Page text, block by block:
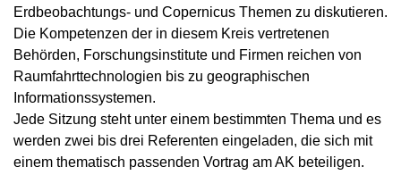
Erdbeobachtungs- und Copernicus Themen zu diskutieren.
Die Kompetenzen der in diesem Kreis vertretenen
Behörden, Forschungsinstitute und Firmen reichen von
Raumfahrttechnologien bis zu geographischen
Informationssystemen.
Jede Sitzung steht unter einem bestimmten Thema und es
werden zwei bis drei Referenten eingeladen, die sich mit
einem thematisch passenden Vortrag am AK beteiligen.